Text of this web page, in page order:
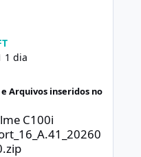
1 dia
Arquivos inseridos no
C100i